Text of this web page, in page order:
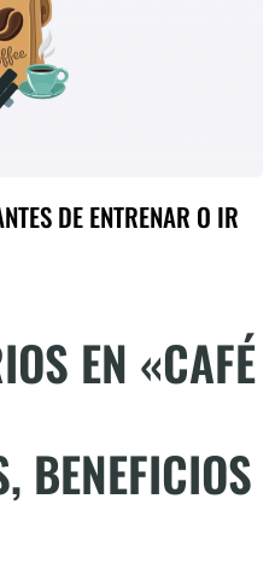
DE ENTRENAR O IR
EN «CAFÉ
BENEFICIOS